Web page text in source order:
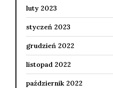
luty 2023
styczeń 2023
grudzień 2022
listopad 2022
październik 2022